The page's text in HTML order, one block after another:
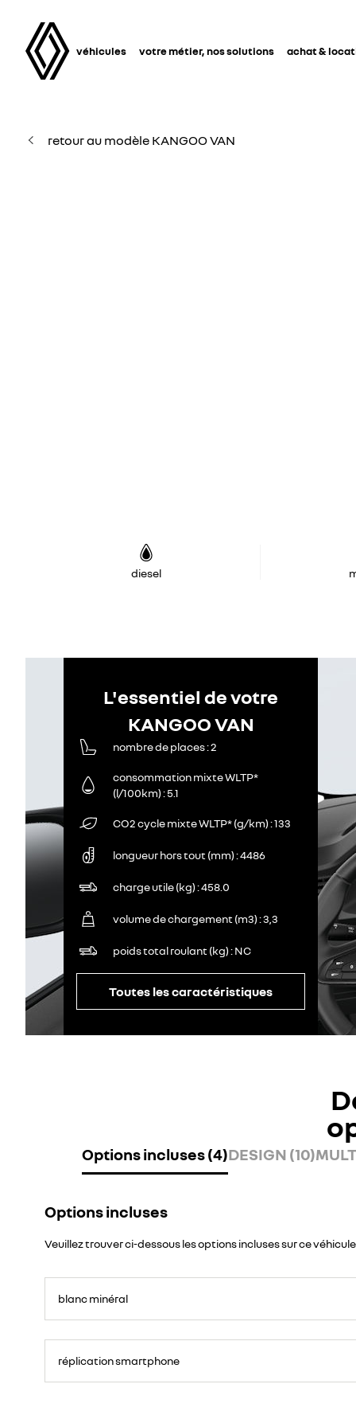
véhicules votre métier, nos solutions achat &
retour au modèle KANGOO VAN
diesel
L'essentiel de votre
KANGOO VAN
nombre de places 2
consommation mixte WLTP*
(l/100km) 5.1
CO2 cycle mixte WLTP* (g/km) 133
longueur hors tout (mm) 4486
charge utile (kg) 458.0
volume de chargement (m3) 3,3
poids total roulant (kg) NC
Toutes les caractéristiques
Options incluses (4)DESIGN (10)
Options incluses
Veuillez trouver ci-dessous les options incluses sur ce véhicule
blanc minéral
réplication smartphone